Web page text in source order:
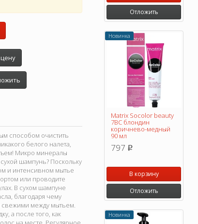
способом очистить
белого налета,
Микро минералы
шампунь? Поскольку
и интенсивном мытье
или проводите
В сухом шампуне
благодаря чему
свежими между мытьем.
а после того, как
Отложить
Новинка
Matrix Socolor beauty
7BC блондин
коричнево-медный
90 мл
797 p
В корзину
Отложить
Новинка